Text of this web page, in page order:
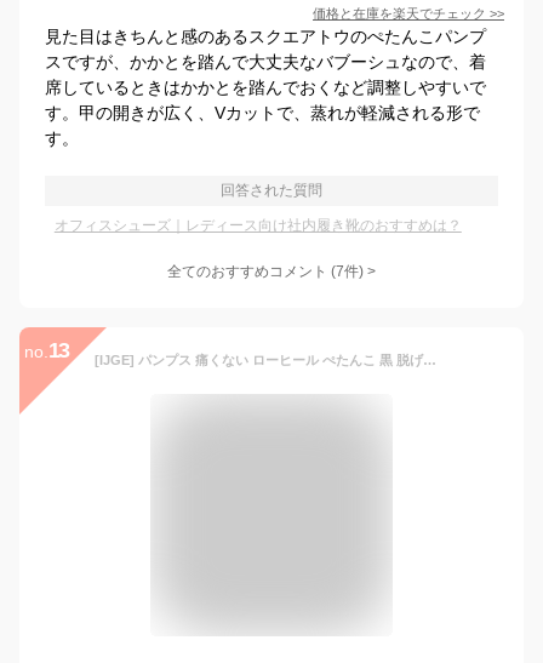
価格と在庫を楽天でチェック >>
見た目はきちんと感のあるスクエアトウのぺたんこパンプ
スですが、かかとを踏んで大丈夫なバブーシュなので、着
席しているときはかかとを踏んでおくなど調整しやすいで
す。甲の開きが広く、Vカットで、蒸れが軽減される形で
す。
回答された質問
オフィスシューズ｜レディース向け社内履き靴のおすすめは？
全てのおすすめコメント (7件) >
no. 13 [IJGE] パンプス 痛くない ローヒール ぺたんこ 黒 脱げない 大きいサイズ メッシュ 通気性 歩きやすい 疲れない 通勤 仕事 立ち仕事 小さいサイズ 走れる コンフォートシューズ グリーン バレエ フラットシューズ 23.5cm レディース靴